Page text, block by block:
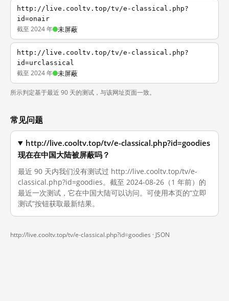
http://live.cooltv.top/tv/e-classical.php?
id=onair
截至 2024 年 未屏蔽
http://live.cooltv.top/tv/e-classical.php?
id=urclassical
截至 2024 年 未屏蔽
所示判定基于最近 90 天的测试，与该网址页面一致。
常见问题
http://live.cooltv.top/tv/e-classical.php?id=goodies
现在在中国大陆被屏蔽吗？
最近 90 天内我们没有测试过 http://live.cooltv.top/tv/e-
classical.php?id=goodies。截至 2024-08-26（1 年前）的
最近一次测试，它在中国大陆可以访问。可使用本页的“立即
测试”按钮获取最新结果。
http://live.cooltv.top/tv/e-classical.php?id=goodies · JSON